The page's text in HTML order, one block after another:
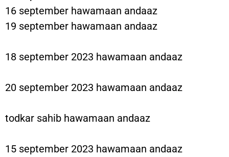
16 september hawamaan andaaz
19 september hawamaan andaaz
18 september 2023 hawamaan andaaz
20 september 2023 hawamaan andaaz
todkar sahib hawamaan andaaz
15 september 2023 hawamaan andaaz